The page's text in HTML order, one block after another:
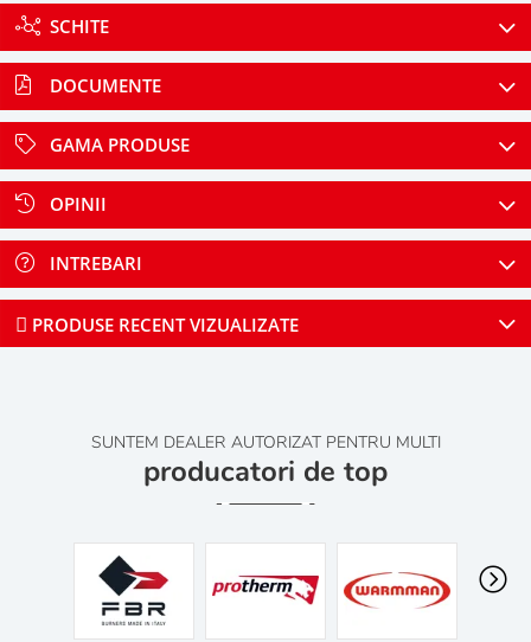
SCHITE
DOCUMENTE
GAMA PRODUSE
OPINII
INTREBARI
PRODUSE RECENT VIZUALIZATE
SUNTEM DEALER AUTORIZAT PENTRU MULTI
producatori de top